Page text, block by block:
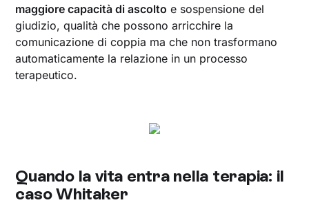
maggiore capacità di ascolto e sospensione del
giudizio, qualità che possono arricchire la
comunicazione di coppia ma che non trasformano
automaticamente la relazione in un processo
terapeutico.
Quando la vita entra nella terapia: il
caso Whitaker